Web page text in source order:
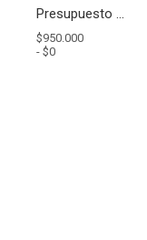
Presupuesto - Ingresos
$950.000
- $0